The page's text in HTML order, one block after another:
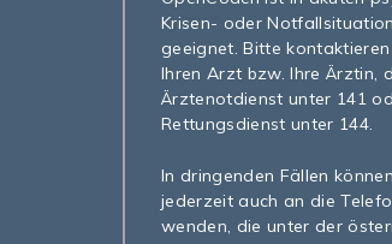
Krisen- oder
geeignet. Bitte
Ihren Arzt bzw. Ihre Ärztin,
Ärztenotdienst unter 141
Rettungsdienst unter 144.
In dringenden Fällen
jederzeit auch an die
wenden, die unter der